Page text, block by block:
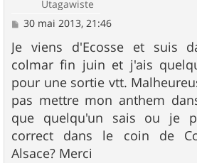
Utagawiste
M
s
s
a
g
e
30 mai 2013, 21:46
Je viens d'Ecosse et suis
colmar fin juin et j'ais
pour une sortie vtt.
pas mettre mon anthem
que quelqu'un sais ou je
correct dans le coin de
Alsace? Merci